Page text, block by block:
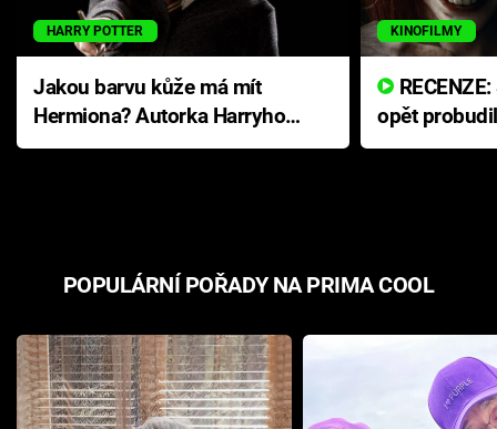
HARRY POTTER
Jakou barvu kůže má mít
Hermiona? Autorka Harryho
Pottera přišla s ráznou
KINOFILMY
opět
přichází s
POPULÁRNÍ POŘADY NA PRIMA COOL